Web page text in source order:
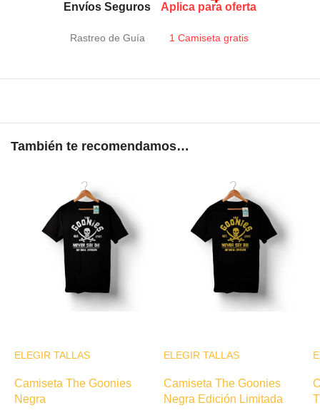
Envíos Seguros
Rastreo de Guía
Aplica para oferta
1 Camiseta gratis
También te recomendamos…
ELEGIR TALLAS
variantes. Las
Camiseta The Goonies
Negra
ELEGIR TALLAS
variantes. Las
opciones se
Camiseta The Goonies
Negra Edición Limitada